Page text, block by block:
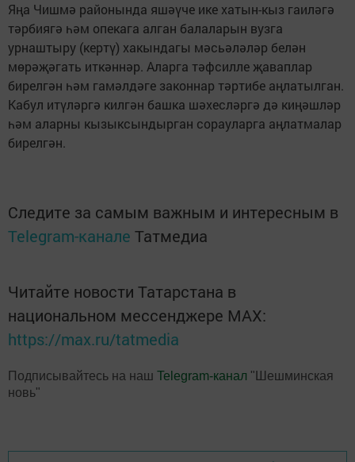
Яңа Чишмә районында яшәүче ике хатын-кыз гаиләгә
тәрбиягә һәм опекага алган балаларын вузга
урнаштыру (кертү) хакындагы мәсьәләләр белән
мөрәҗәгать иткәннәр. Аларга тәфсилле җаваплар
бирелгән һәм гамәлдәге законнар тәртибе аңлатылган.
Кабул итүләргә килгән башка шәхесләргә дә киңәшләр
һәм аларны кызыксындырган сорауларга аңлатмалар
бирелгән.
Следите за самым важным и интересным в
Telegram-канале Татмедиа
Читайте новости Татарстана в
национальном мессенджере MАХ:
https://max.ru/tatmedia
Подписывайтесь на наш Telegram-канал "Шешминская
новь"